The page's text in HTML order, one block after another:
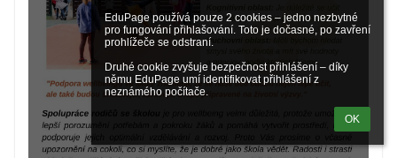
EduPage používá pouze 2 cookies – jedno nezbytné
pro fungování přihlašování. Toto je dočasné, po zavření
prohlížeče se odstraní.
Druhé cookie zvyšuje bezpečnost přihlášení – díky
němu EduPage umí identifikovat přihlášení z
neznámého počítače.
OK